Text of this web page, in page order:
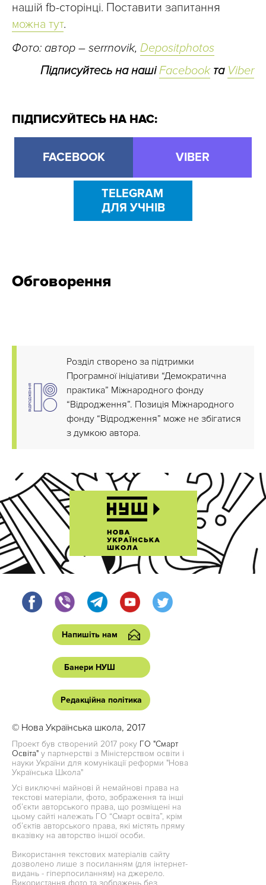
нашій fb-сторінці. Поставити запитання
можна тут.
Фото: автор – serrnovik, Depositphotos
Підписуйтесь на нашіFacebookта Viber
ПІДПИСУЙТЕСЬ НА НАС:
FACEBOOK VIBER
TELEGRAM
ДЛЯ УЧНІВ
Обговорення
Розділ створено за підтримки
Програмної ініціативи “Демократична
практика” Міжнародного фонду
“Відродження”. Позиція Міжнародного
фонду “Відродження” може не збігатися
з думкою автора.
Напишіть нам
Банери НУШ
Редакційна політика
© Нова Українська школа, 2017
Проект був створений 2017 року ГО "Смарт
Освіта" у партнерстві з Міністерством освіти і
науки України для комунікації реформи "Нова
Українська Школа"
Усі виключні майнові й немайнові права на
текстові матеріали, фото, зображення та інші
об’єкти авторського права, що розміщені на
цьому сайті належать ГО “Смарт освіта”, крім
об’єктів авторського права, які містять пряму
вказівку на авторство іншої особи.
Використання текстових матеріалів сайту
дозволено лише з посиланням (для інтернет-
видань - гіперпосиланням) на джерело.